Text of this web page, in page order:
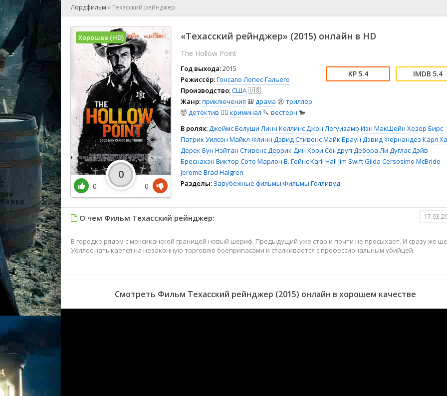
🕺 Мюзикл
👨‍💼 Новости
👨‍💻 Реальное тв
🎤 Ток-шоу
😱 Ужасы
🧙‍♀️ Фантастика
🤠 Фильм-нуар
🧝‍♂️ Фэнтези
🏅 Церемония
Лордфильм »Техасский рейнджер
«Техасский рейнджер» (2015) онлайн в HD
The Hollow Point
Год выхода:2015
Режиссёр:Гонсало Лопес-Гальего
Производство:США🇺🇸
Жанр:приключения 🎒драма 😫 триллер
🤯детектив 🕵️‍♂️ криминал 🔪 вестерн 🐎
5.4 5.4
В ролях:Джеймс Белуши Линн КоллинсДжон Легуизамо Иэн МакШейн Хезер Бирс
Патрик Уилсон Майкл Флинн Дэвид СтивенсМайк Браун Дэвид Фернандез Карл
Дерек Бун Нэйтан СтивенсДеррик Дин Кори Сондруп Дебора Ли ДугласДэйв
Бреснахэн Виктор Сото Марлон В. ГейнсKarli Hall Jim SwiftGilda Cersosimo McBride
Jerome Brad Halgren
Разделы: Зарубежные фильмы Фильмы Голливуд
Хорошее (HD)
0
0
0
О чем Фильм Техасский рейнджер:
В городке рядом с мексиканской границей новый шериф. Предыдущий уже стар и почти не просыхает. И сразу же
Уоллес натыкается на незаконную торговлю боеприпасами и сталкивается с профессиональным убийцей.
Смотреть Фильм Техасский рейнджер (2015) онлайн в хорошем качестве